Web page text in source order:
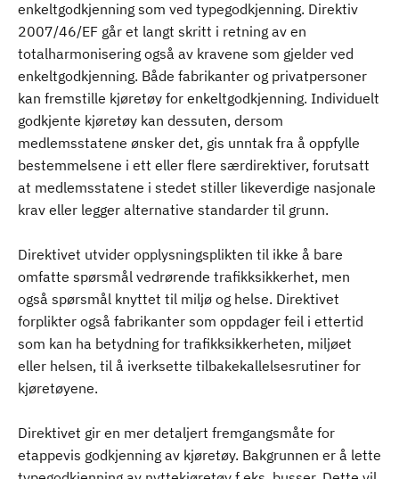
enkeltgodkjenning som ved typegodkjenning. Direktiv
2007/46/EF går et langt skritt i retning av en
totalharmonisering også av kravene som gjelder ved
enkeltgodkjenning. Både fabrikanter og privatpersoner
kan fremstille kjøretøy for enkeltgodkjenning. Individuelt
godkjente kjøretøy kan dessuten, dersom
medlemsstatene ønsker det, gis unntak fra å oppfylle
bestemmelsene i ett eller flere særdirektiver, forutsatt
at medlemsstatene i stedet stiller likeverdige nasjonale
krav eller legger alternative standarder til grunn.
Direktivet utvider opplysningsplikten til ikke å bare
omfatte spørsmål vedrørende trafikksikkerhet, men
også spørsmål knyttet til miljø og helse. Direktivet
forplikter også fabrikanter som oppdager feil i ettertid
som kan ha betydning for trafikksikkerheten, miljøet
eller helsen, til å iverksette tilbakekallelsesrutiner for
kjøretøyene.
Direktivet gir en mer detaljert fremgangsmåte for
etappevis godkjenning av kjøretøy. Bakgrunnen er å lette